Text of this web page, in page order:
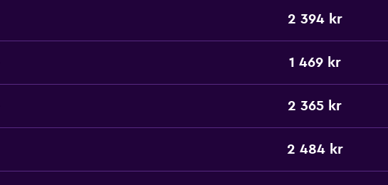
2 394 kr
1 469 kr
2 365 kr
2 484 kr